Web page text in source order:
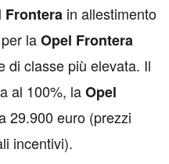
Frontera in allestimento
per laOpel Frontera
di classe più elevata. Il
al 100%, laOpel
29.900 euro (prezzi
incentivi).